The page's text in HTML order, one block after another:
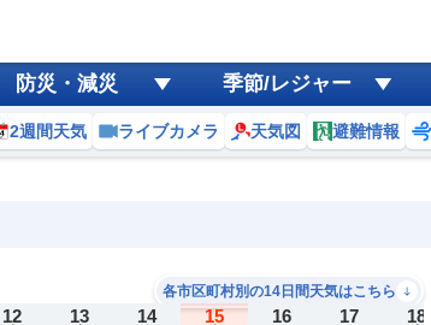
防災・減災 季節/レジャー
2週間天気 ライブカメラ 天気図 避難情報
各市区町村別の14日間天気はこちら
12 13 14 15 16 17 18